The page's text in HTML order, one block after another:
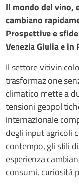
Il mondo del vino,
cambiano
Prospettive e
Venezia Giulia e in
Il settore
trasformazione
climatico mette a
tensioni
internazionale
degli input agricoli
contempo, gli stili
esperienza
consumi, curiosità